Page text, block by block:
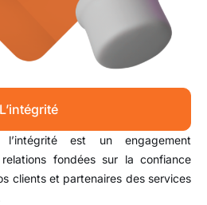
L’intégrité
est un engagement
fondées sur la confiance
clients et partenaires des services